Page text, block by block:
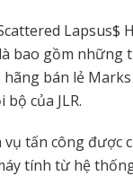
Lapsus$
bao gồm
bán lẻ
của JLR.
tấn công được
tính từ hệ